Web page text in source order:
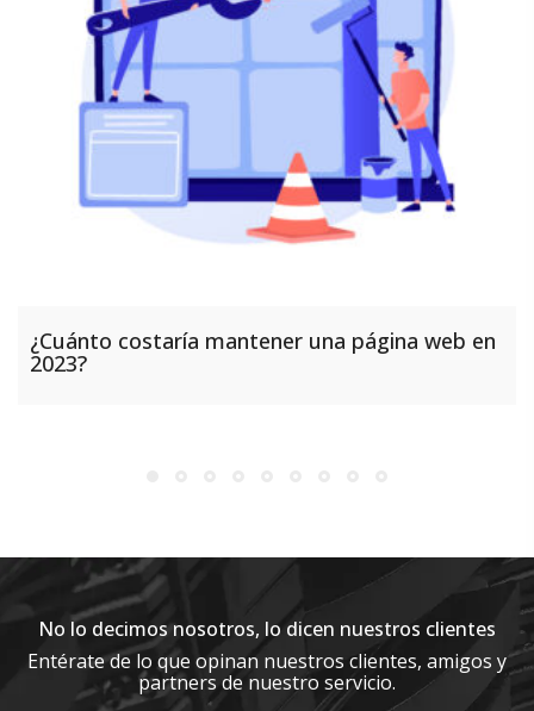
¿Cuánto costaría mantener una página web en
2023?
No lo decimos nosotros, lo dicen nuestros clientes
Entérate de lo que opinan nuestros clientes, amigos y
partners de nuestro servicio.